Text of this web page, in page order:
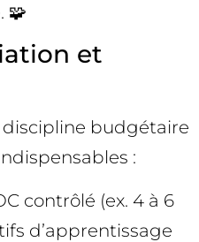
🧩
et
discipline budgétaire
:
contrôlé (ex. 4 à 6
d’apprentissage